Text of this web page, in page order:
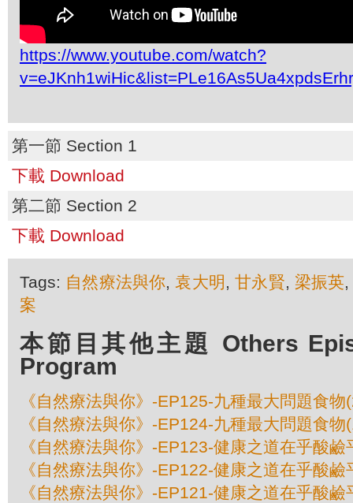
https://www.youtube.com/watch?
第一節 Section 1
下載 Download
第二節 Section 2
下載 Download
Tags: 自然療法與你,袁大明 ,甘永賢, 梁振英
案
本節目其他主題 Others
Program
《自然療法與你》-EP125-九種最大問題食物
《自然療法與你》-EP124-九種最大問題食物
《自然療法與你》-EP123-健康之道在乎酸鹼
《自然療法與你》-EP122-健康之道在乎酸鹼
《自然療法與你》-EP121-健康之道在乎酸鹼